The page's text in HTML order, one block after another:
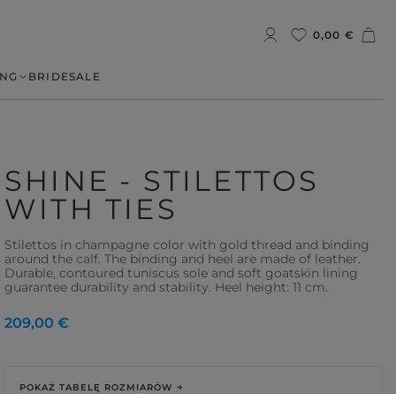
0,00 €
BRIDESALE
SHINE - STILETTOS
WITH TIES
Stilettos in champagne color with gold thread and binding
around the calf. The binding and heel are made of leather.
Durable, contoured tuniscus sole and soft goatskin lining
guarantee durability and stability. Heel height: 11 cm.
POKAŻ TABELĘ ROZMIARÓW
209,00 €